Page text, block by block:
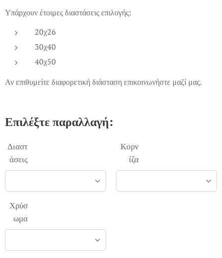
Υπάρχουν έτοιμες διαστάσεις επιλογής:
20χ26
30χ40
40χ50
Αν επιθυμείτε διαφορετική διάσταση επικοινωνήστε μαζί μας.
Επιλέξτε παραλλαγή:
Διαστ
άσεις
Κορν
ίζα
Χρύσ
ωμα